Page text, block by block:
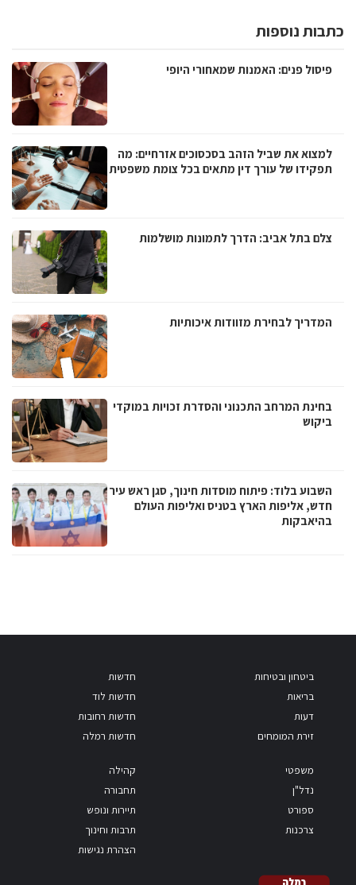
כתבות נוספות
פיסול פנים: האמנות שמאחורי היופי
למצוא את שביל הזהב בסכסוכים אזרחיים: מה
תפקידו של עורך דין מתאים בכל צומת משפטית
צלם בתל אביב: הדרך לתמונות מושלמות
המדריך לבחירת מזוודות איכותיות
בחינת המרחב התכנוני והסדרת זכויות במוקדי
ביקוש
השבוע בלוד: פיתוח מוסדות חינוך, סגן ראש עיר
חדש, אליפות הארץ בטניס ואליפות העולם
בהיאבקות
ביטחון ובטיחות
בריאות
דעות
זירת המומחים
חדשות
חדשות לוד
חדשות רחובות
חדשות רמלה
משפטי
נדל"ן
ספורט
צרכנות
קהילה
תחבורה
תיירות ונופש
תרבות וחינוך
הצהרת נגישות